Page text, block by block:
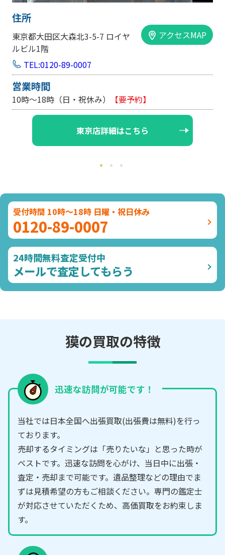
住所
大阪市中央区内平野町1-1-5 西大
手前ビル103号
アクセスMAP
TEL:0120-89-0007
営業時間
10時～18時（日・祝休み/土曜は不定休）
大阪店詳細はこちら
受付時間 10時～18時 日曜・祝日休み
0120-89-0007
24時間無料査定受付中
メールで査定してもらう
獏の買取の特徴
迅速な訪問が可能です！
当社では日本全国へ出張買取(出張費は無料)を行っ
ております。
売却するタイミングは「売りたいな」と思った時が
ベストです。迅速な訪問を心がけ、当日中に出張・
査定・売却まで可能です。遺品整理などの理由でま
ずは見積希望の方もご相談ください。専門の鑑定士
が対応させていただくため、高価買取をお約束しま
す。